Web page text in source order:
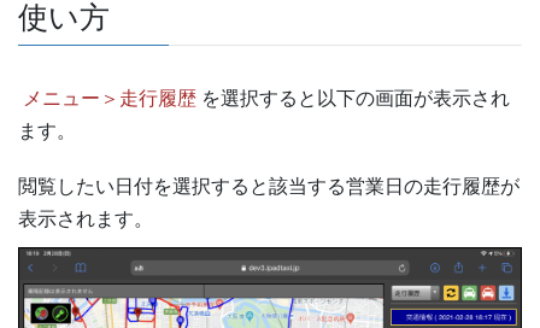
使い方
メニュー＞走行履歴 を選択すると以下の画面が表示され
ます。
閲覧したい日付を選択すると該当する営業日の走行履歴が
表示されます。